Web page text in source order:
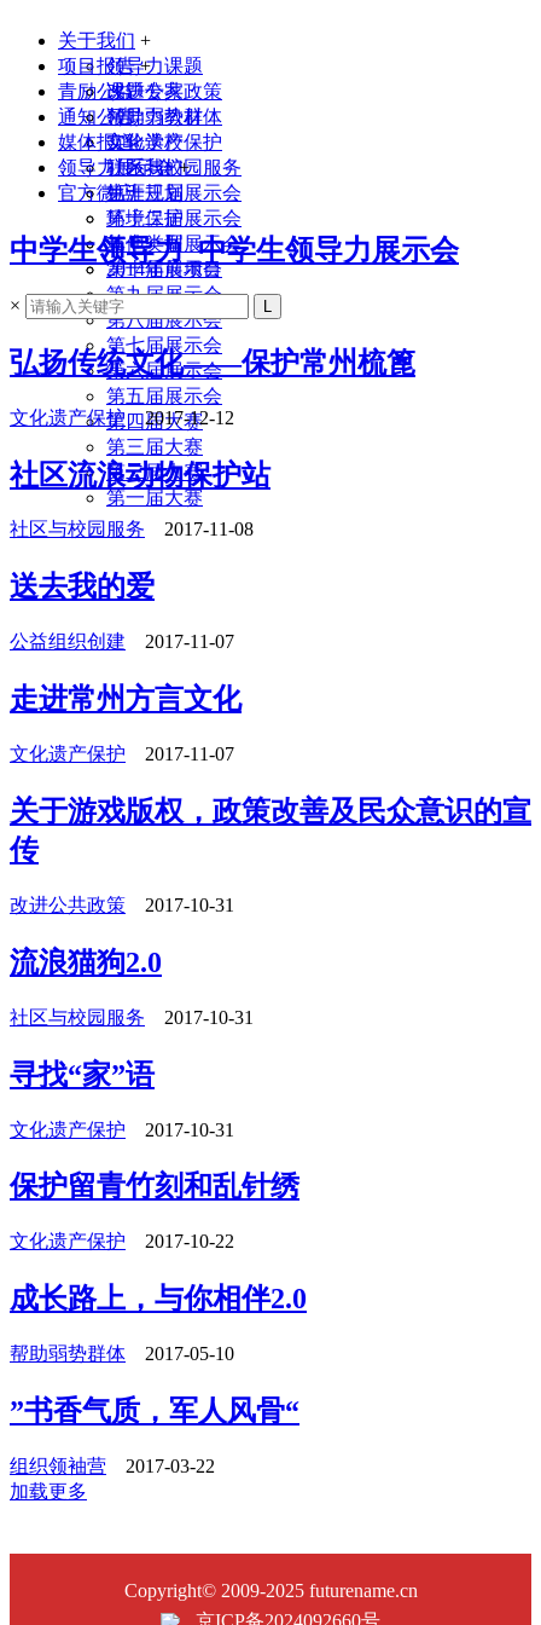
关于我们 +
领导力课题
课题专家
领导力教材
实验学校
联系我们
项目报告 +
改进公共政策
帮助弱势群体
文化遗产保护
社区与校园服务
生涯规划
环境保护
其他类型
2014年前项目
青励公益
通知公告
媒体报道
领导力展示会 +
第十三届展示会
第十二届展示会
第十一届展示会
第十届展示会
第九届展示会
第八届展示会
第七届展示会
第六届展示会
第五届展示会
第四届大赛
第三届大赛
第二届大赛
第一届大赛
官方微店
中学生领导力_中学生领导力展示会
×
弘扬传统文化——保护常州梳篦
文化遗产保护2017-12-12
社区流浪动物保护站
社区与校园服务 2017-11-08
送去我的爱
公益组织创建 2017-11-07
走进常州方言文化
文化遗产保护 2017-11-07
关于游戏版权，政策改善及民众意识的宣
传
改进公共政策 2017-10-31
流浪猫狗2.0
社区与校园服务 2017-10-31
寻找“家”语
文化遗产保护 2017-10-31
保护留青竹刻和乱针绣
文化遗产保护 2017-10-22
成长路上，与你相伴2.0
帮助弱势群体 2017-05-10
”书香气质，军人风骨“
组织领袖营 2017-03-22
加载更多
Copyright© 2009-2025 futurename.cn
京ICP备2024092660号